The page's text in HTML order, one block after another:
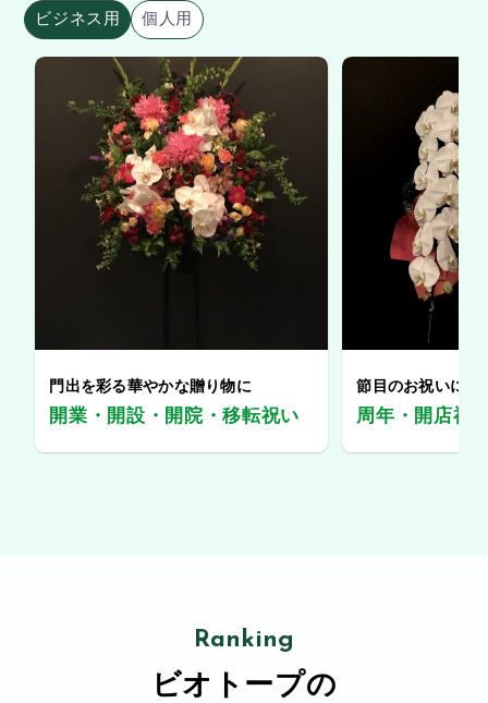
ビジネス用 個人用
門出を彩る華やかな贈り物に
開業・開設・開院・移転祝い
節目のお祝いに、
周年・開店祝
Ranking
ビオトープの